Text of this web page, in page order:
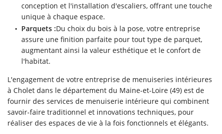
conception et l'installation d'escaliers, offrant une touche
unique à chaque espace.
Parquets :Du choix du bois à la pose, votre entreprise
assure une finition parfaite pour tout type de parquet,
augmentant ainsi la valeur esthétique et le confort de
l'habitat.
L'engagement de votre entreprise de menuiseries intérieures
à Cholet dans le département du Maine-et-Loire (49) est de
fournir des services de menuiserie intérieure qui combinent
savoir-faire traditionnel et innovations techniques, pour
réaliser des espaces de vie à la fois fonctionnels et élégants.